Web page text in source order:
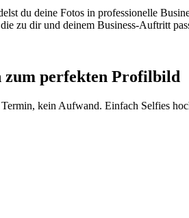
du deine Fotos in professionelle
zu dir und deinem Business-Auftritt
zum perfekten Profilbild
kein Aufwand. Einfach Selfies